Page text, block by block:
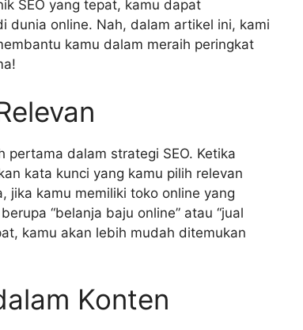
SEO yang tepat, kamu dapat
dunia online. Nah, dalam artikel ini, kami
kamu dalam meraih peringkat
pertama dalam strategi SEO. Ketika
kata kunci yang kamu pilih relevan
jika kamu memiliki toko online yang
“belanja baju online” atau “jual
kamu akan lebih mudah ditemukan
Konten